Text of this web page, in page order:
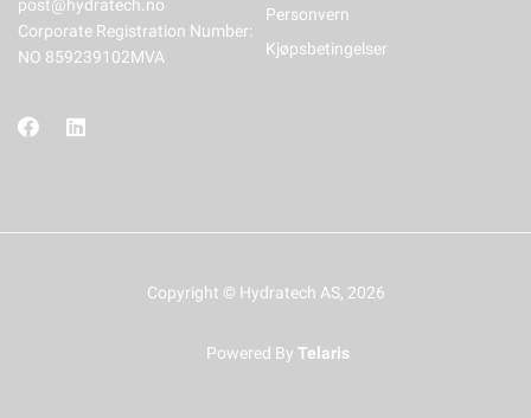
post@hydratech.no
Corporate Registration Number:
NO 859239102MVA
Personvern
Kjøpsbetingelser
Copyright © Hydratech AS, 2026
Powered By Telaris